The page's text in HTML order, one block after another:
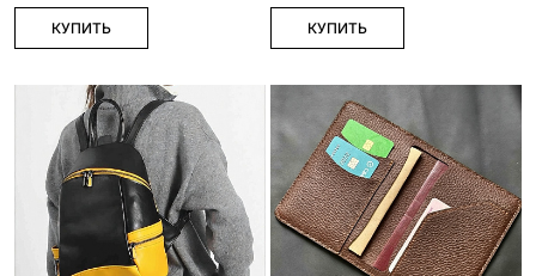
КУПИТЬ КУПИТЬ